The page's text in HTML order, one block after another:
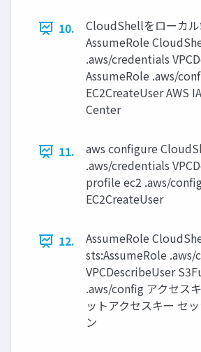
10.
CloudShellをローカ
AssumeRole
.aws/credentials
AssumeRole .aws/
EC2CreateUser AWS
Center
11.
aws configure
.aws/credentials
profile ec2 .aws/
EC2CreateUser
12.
AssumeRole
sts:AssumeRole
VPCDescribeUser
.aws/config アクセス
ットアクセスキー セ
ン